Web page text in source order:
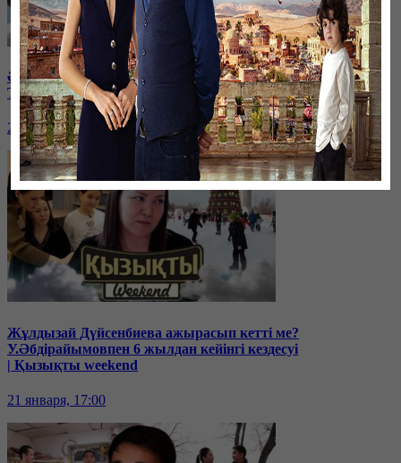
Әнші-композитор Ұшқын Жамалбек пен жұбайы Жайна
Толқынмен эксклюзив сұхбат | Қызықты weekend
28 января, 17:00
Жұлдызай Дүйсенбиева ажырасып кетті ме?
У.Әбдірайымовпен 6 жылдан кейінгі кездесуі
| Қызықты weekend
21 января, 17:00